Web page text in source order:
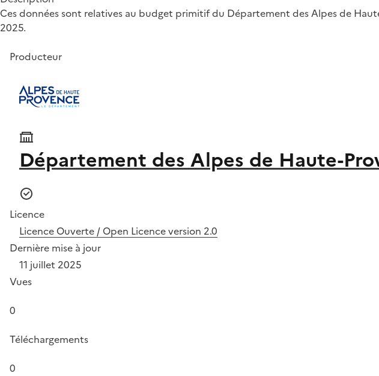
Ces données sont relatives au budget primitif du Département des Alpes de
2025.
Producteur
Département des Alpes de Haute-
Licence
Licence Ouverte / Open Licence version 2.0
Dernière mise à jour
11 juillet 2025
Vues
0
Téléchargements
0